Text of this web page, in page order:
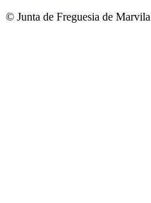
© Junta de Freguesia de Marvila